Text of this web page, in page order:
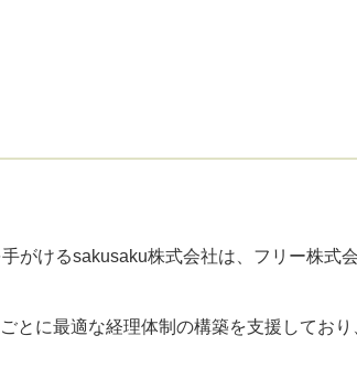
がけるsakusaku株式会社は、フリー株式
とに最適な経理体制の構築を支援してお